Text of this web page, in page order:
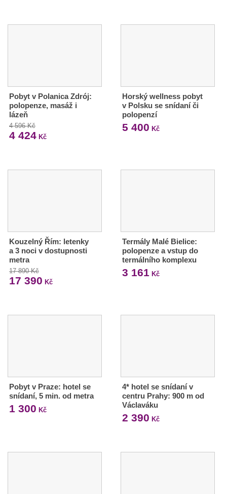
Pobyt v Polanica Zdrój:
polopenze, masáž i
lázeň
4 596 Kč
4 424 Kč
Horský wellness pobyt
v Polsku se snídaní či
polopenzí
5 400 Kč
Kouzelný Řím: letenky
a 3 noci v dostupnosti
metra
17 890 Kč
17 390 Kč
Termály Malé Bielice:
polopenze a vstup do
termálního komplexu
3 161 Kč
Pobyt v Praze: hotel se
snídaní, 5 min. od metra
1 300 Kč
4* hotel se snídaní v
centru Prahy: 900 m od
Václaváku
2 390 Kč